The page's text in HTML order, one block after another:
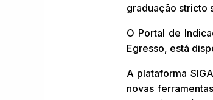
graduação stricto
O Portal de
Egresso, está
A plataforma
novas